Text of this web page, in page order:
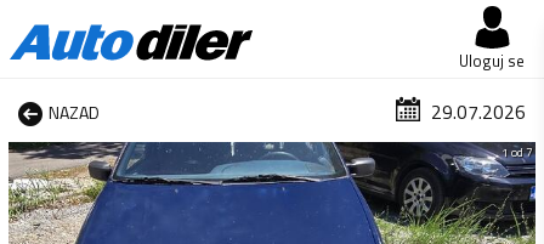
Uloguj se
NAZAD 29.07.2026
1 od 7